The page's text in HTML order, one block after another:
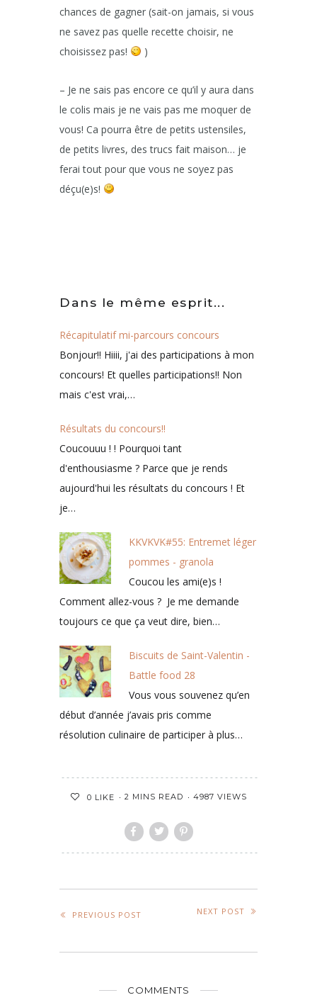
chances de gagner (sait-on jamais, si vous
ne savez pas quelle recette choisir, ne
choisissez pas!
)
– Je ne sais pas encore ce qu’il y aura dans
le colis mais je ne vais pas me moquer de
vous! Ca pourra être de petits ustensiles,
de petits livres, des trucs fait maison… je
ferai tout pour que vous ne soyez pas
déçu(e)s!
Dans le même esprit...
Récapitulatif mi-parcours concours
Bonjour!! Hiiii, j'ai des participations à mon
concours! Et quelles participations!! Non
mais c'est vrai,…
Résultats du concours!!
Coucouuu ! ! Pourquoi tant
d'enthousiasme ? Parce que je rends
aujourd'hui les résultats du concours ! Et
je…
KKVKVK#55: Entremet léger
pommes - granola
Coucou les ami(e)s !
Comment allez-vous ? Je me demande
toujours ce que ça veut dire, bien…
Biscuits de Saint-Valentin -
Battle food 28
Vous vous souvenez qu’en
début d’année j’avais pris comme
résolution culinaire de participer à plus…
0 LIKE 2 MINS READ 4987 VIEWS
PREVIOUS POST NEXT POST
COMMENTS